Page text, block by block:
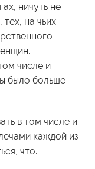
ничуть не
на чьих
числе и
было больше
в том числе и
каждой из
что...